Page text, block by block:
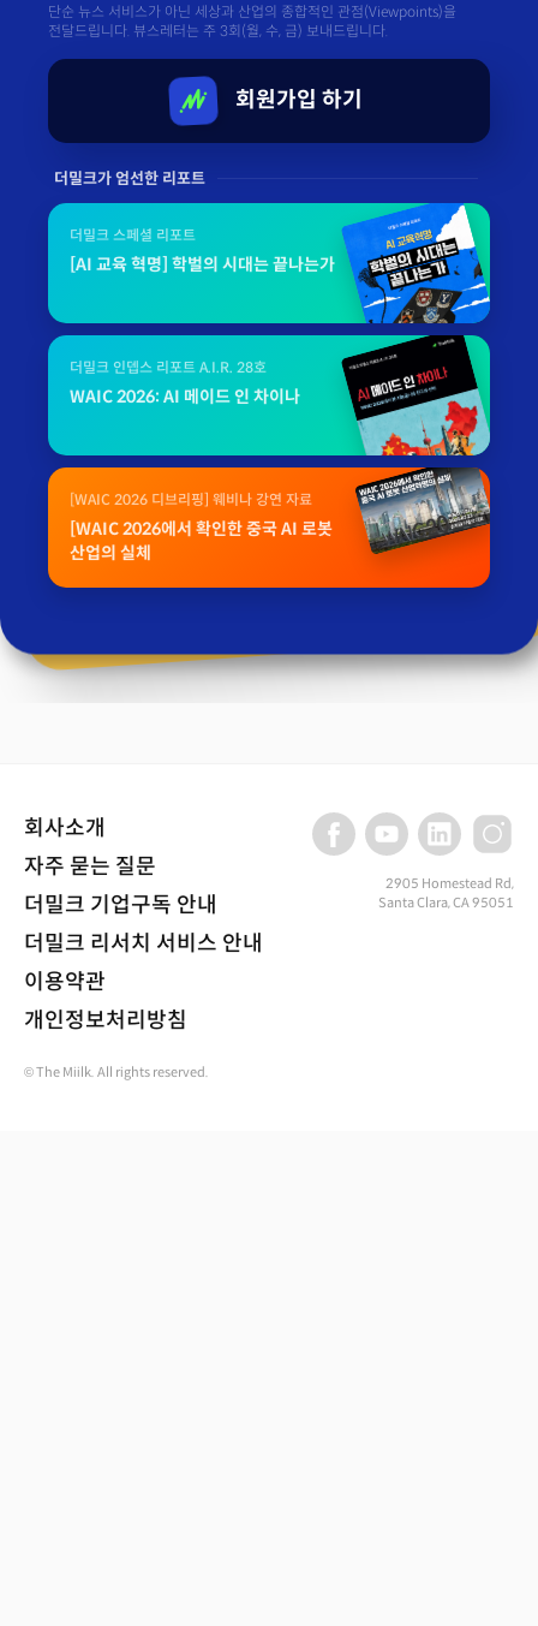
단순 뉴스 서비스가 아닌 세상과 산업의 종합적인 관점(Viewpoints)을
전달드립니다. 뷰스레터는 주 3회(월, 수, 금) 보내드립니다.
회원가입 하기
더밀크가 엄선한 리포트
더밀크 스페셜 리포트
[AI 교육 혁명] 학벌의 시대는 끝나는가
더밀크 인뎁스 리포트 A.I.R. 28호
WAIC 2026: AI 메이드 인 차이나
[WAIC 2026 디브리핑] 웨비나 강연 자료
[WAIC 2026에서 확인한 중국 AI 로봇
산업의 실체
회사소개
자주 묻는 질문
더밀크 기업구독 안내
더밀크 리서치 서비스 안내
이용약관
개인정보처리방침
2905 Homestead Rd,
Santa Clara, CA 95051
© The Miilk. All rights reserved.